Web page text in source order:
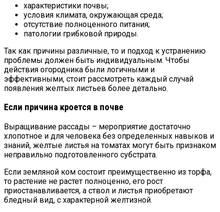
характеристики почвы;
условия климата, окружающая среда;
отсутствие полноценного питания;
патологии грибковой природы.
Так как причины различные, то и подход к устранению
проблемы должен быть индивидуальным. Чтобы
действия огородника были логичными и
эффективными, стоит рассмотреть каждый случай
появления желтых листьев более детально.
Если причина кроется в почве
Выращивание рассады – мероприятие достаточно
хлопотное и для человека без определенных навыков и
знаний, желтые листья на томатах могут быть признаком
неправильно подготовленного субстрата.
Если земляной ком состоит преимущественно из торфа,
то растение не растет полноценно, его рост
приостанавливается, а ствол и листья приобретают
бледный вид, с характерной желтизной.